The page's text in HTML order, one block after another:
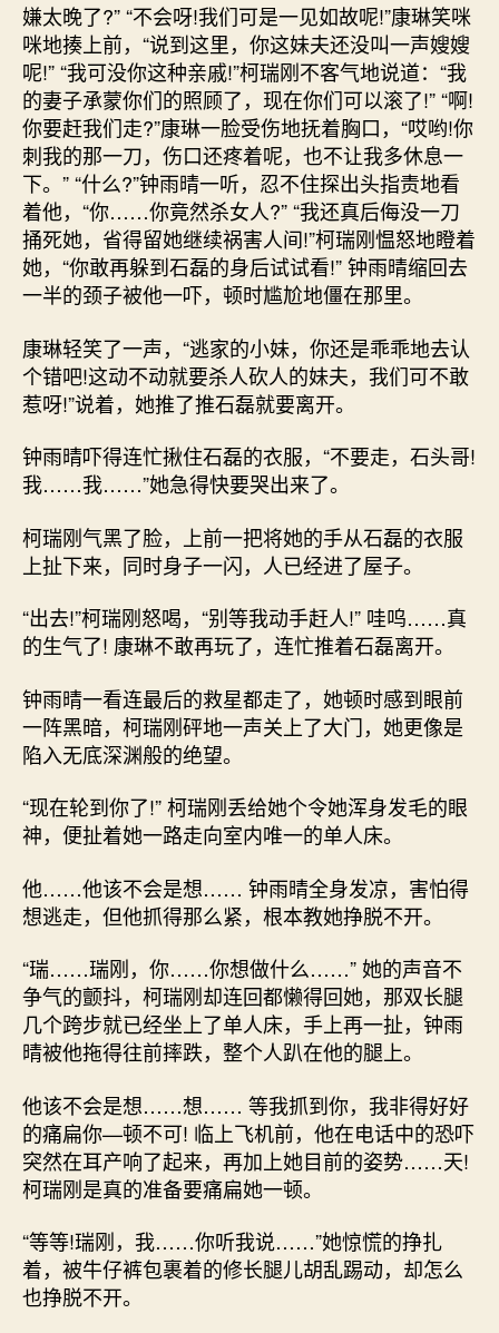
嫌太晚了?” “不会呀!我们可是一见如故呢!”康琳笑咪
咪地揍上前，“说到这里，你这妹夫还没叫一声嫂嫂
呢!” “我可没你这种亲戚!”柯瑞刚不客气地说道：“我
的妻子承蒙你们的照顾了，现在你们可以滚了!” “啊!
你要赶我们走?”康琳一脸受伤地抚着胸口，“哎哟!你
刺我的那一刀，伤口还疼着呢，也不让我多休息一
下。” “什么?”钟雨晴一听，忍不住探出头指责地看
着他，“你……你竟然杀女人?” “我还真后侮没一刀
捅死她，省得留她继续祸害人间!”柯瑞刚愠怒地瞪着
她，“你敢再躲到石磊的身后试试看!” 钟雨晴缩回去
一半的颈子被他一吓，顿时尴尬地僵在那里。
康琳轻笑了一声，“逃家的小妹，你还是乖乖地去认
个错吧!这动不动就要杀人砍人的妹夫，我们可不敢
惹呀!”说着，她推了推石磊就要离开。
钟雨晴吓得连忙揪住石磊的衣服，“不要走，石头哥!
我……我……”她急得快要哭出来了。
柯瑞刚气黑了脸，上前一把将她的手从石磊的衣服
上扯下来，同时身子一闪，人已经进了屋子。
“出去!”柯瑞刚怒喝，“别等我动手赶人!” 哇呜……真
的生气了! 康琳不敢再玩了，连忙推着石磊离开。
钟雨晴一看连最后的救星都走了，她顿时感到眼前
一阵黑暗，柯瑞刚砰地一声关上了大门，她更像是
陷入无底深渊般的绝望。
“现在轮到你了!” 柯瑞刚丢给她个令她浑身发毛的眼
神，便扯着她一路走向室内唯一的单人床。
他……他该不会是想…… 钟雨晴全身发凉，害怕得
想逃走，但他抓得那么紧，根本教她挣脱不开。
“瑞……瑞刚，你……你想做什么……” 她的声音不
争气的颤抖，柯瑞刚却连回都懒得回她，那双长腿
几个跨步就已经坐上了单人床，手上再一扯，钟雨
晴被他拖得往前摔跌，整个人趴在他的腿上。
他该不会是想……想…… 等我抓到你，我非得好好
的痛扁你—顿不可! 临上飞机前，他在电话中的恐吓
突然在耳产响了起来，再加上她目前的姿势……天!
柯瑞刚是真的准备要痛扁她一顿。
“等等!瑞刚，我……你听我说……”她惊慌的挣扎
着，被牛仔裤包裹着的修长腿儿胡乱踢动，却怎么
也挣脱不开。